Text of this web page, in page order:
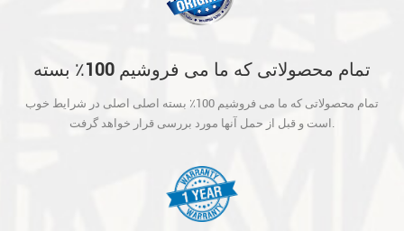
تمام محصولاتی که ما می فروشیم 100٪ بسته
آنها مورد بررسی قرار خواهد گرفت.
تمام محصولاتی که ما می فروشیم 100٪ بسته اصلی اصلی در شرایط خوب
است و قبل از حمل آنها مورد بررسی قرار خواهد گرفت.